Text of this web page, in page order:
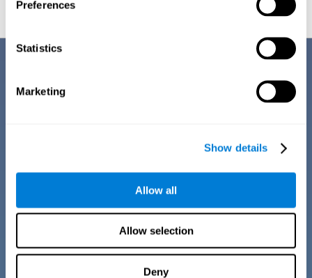
Preferences
Statistics
Marketing
Show details
Allow all
Allow selection
Deny
Description du questionnaire sur les
de symptômes et de signes. Ces indicateurs peuvent nous faire
conséquent, la première étape de la batterie d'évaluation CogniFit (CAB-
social de l'utilisateur, en fonction du segment d'âge.
LLes questions présentées ici sont similaires à celles que l'on peut
manière à pouvoir être comprises et répondues par tout un chacun.
Critères de diagnostic pour les enfants de 7 à 12